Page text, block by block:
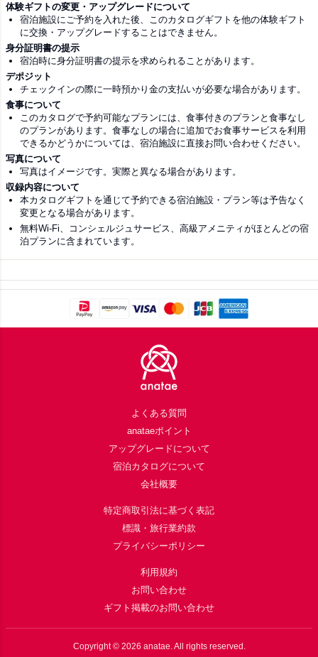
体験ギフトの変更・アップグレードについて
宿泊施設にご予約を入れた後、このカタログギフトを他の体験ギフト
に交換・アップグレードすることはできません。
身分証明書の提示
宿泊時に身分証明書の提示を求められることがあります。
デポジット
チェックインの際に一時預かり金の支払いが必要な場合があります。
食事について
このカタログで予約可能なプランには、食事付きのプランと食事なし
のプランがあります。食事なしの場合に追加でお食事サービスを利用
できるかどうかについては、宿泊施設に直接お問い合わせください。
写真について
写真はイメージです。実際と異なる場合があります。
収録内容について
本カタログギフトを通じて予約できる宿泊施設・プラン等は予告なく
変更となる場合があります。
無料Wi-Fi、コンシェルジュサービス、高級アメニティがほとんどの宿
泊プランに含まれています。
よくある質問
anataeポイント
アップグレードについて
宿泊カタログについて
会社概要
特定商取引法に基づく表記
標識・旅行業約款
プライバシーポリシー
利用規約
お問い合わせ
ギフト掲載のお問い合わせ
Copyright © 2026 anatae. All rights reserved.